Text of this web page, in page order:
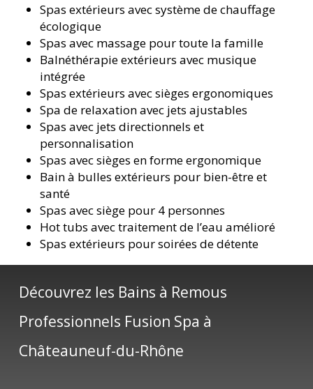
Spas extérieurs avec système de chauffage
écologique
Spas avec massage pour toute la famille
Balnéthérapie extérieurs avec musique
intégrée
Spas extérieurs avec sièges ergonomiques
Spa de relaxation avec jets ajustables
Spas avec jets directionnels et
personnalisation
Spas avec sièges en forme ergonomique
Bain à bulles extérieurs pour bien-être et
santé
Spas avec siège pour 4 personnes
Hot tubs avec traitement de l’eau amélioré
Spas extérieurs pour soirées de détente
Découvrez les Bains à Remous
Professionnels Fusion Spa à
Châteauneuf-du-Rhône